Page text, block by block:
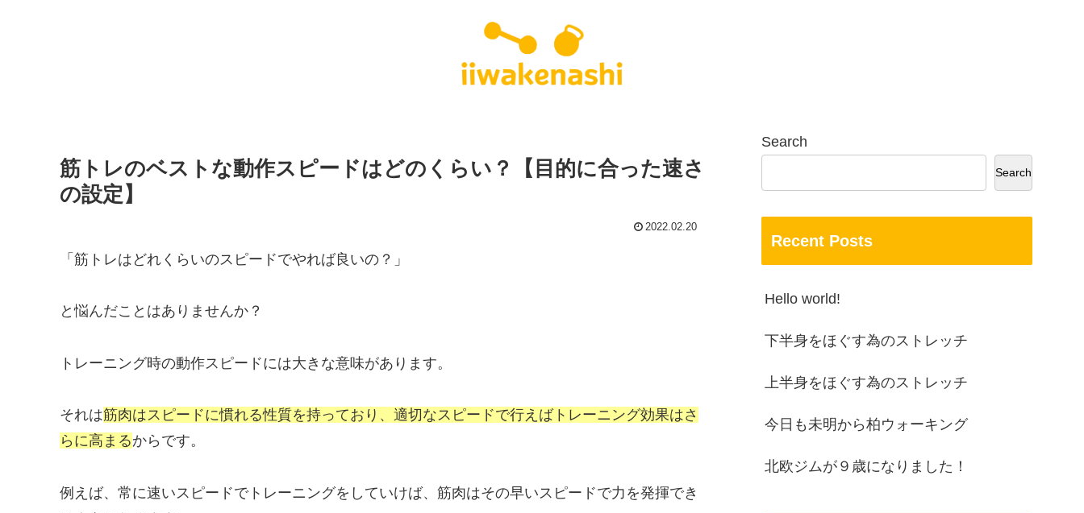
筋トレのベストな動作スピードはどのくらい？【目的に合った速さ
の設定】
2022.02.20
「筋トレはどれくらいのスピードでやれば良いの？」
と悩んだことはありませんか？
トレーニング時の動作スピードには大きな意味があります。
それは筋肉はスピードに慣れる性質を持っており、適切なスピードで行えばトレーニング効果はさ
らに高まるからです。
例えば、常に速いスピードでトレーニングをしていけば、筋肉はその早いスピードで力を発揮でき
Search
Search
Recent Posts
Hello world!
下半身をほぐす為のストレッチ
上半身をほぐす為のストレッチ
今日も未明から柏ウォーキング
北欧ジムが９歳になりました！